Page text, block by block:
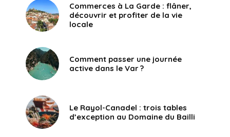
Commerces à La Garde : flâner,
découvrir et profiter de la vie
locale
Comment passer une journée
active dans le Var ?
Le Rayol-Canadel : trois tables
d’exception au Domaine du Bailli